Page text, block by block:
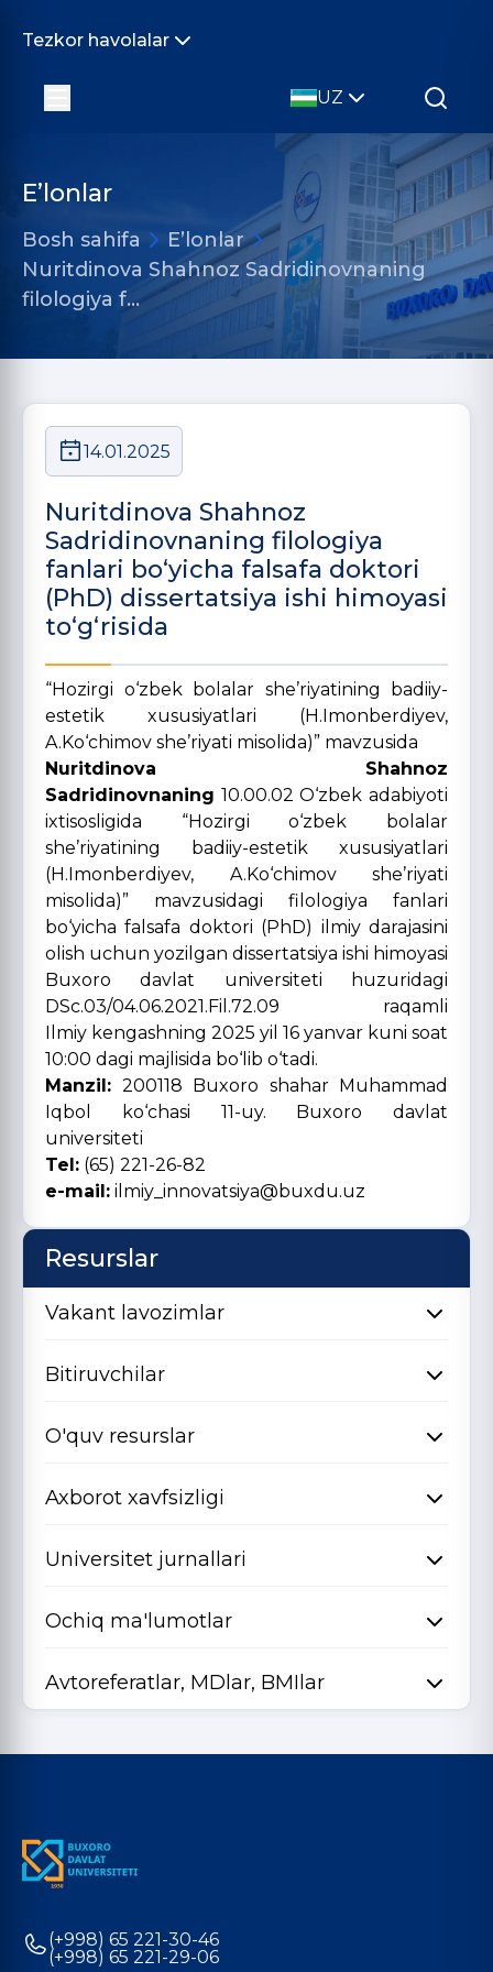
Tezkor havolalar
UZ
E’lonlar
Bosh sahifa
E’lonlar
Nuritdinova Shahnoz Sadridinovnaning
filologiya f…
14.01.2025
Nuritdinova Shahnoz
Sadridinovnaning filologiya
fanlari bo‘yicha falsafa doktori
(PhD) dissertatsiya ishi himoyasi
to‘g‘risida
“Hozirgi o‘zbek bolalar she’riyatining badiiy-
estetik xususiyatlari (H.Imonberdiyev,
A.Ko‘chimov she’riyati misolida)” mavzusida
Nuritdinova Shahnoz
Sadridinovnaning 10.00.02 O‘zbek adabiyoti
ixtisosligida “Hozirgi o‘zbek bolalar
she’riyatining badiiy-estetik xususiyatlari
(H.Imonberdiyev, A.Ko‘chimov she’riyati
misolida)” mavzusidagi filologiya fanlari
bo‘yicha falsafa doktori (PhD) ilmiy darajasini
olish uchun yozilgan dissertatsiya ishi himoyasi
Buxoro davlat universiteti huzuridagi
DSc.03/04.06.2021.Fil.72.09 raqamli
Ilmiy kengashning 2025 yil 16 yanvar kuni soat
10:00 dagi majlisida bo‘lib o‘tadi.
Manzil: 200118 Buxoro shahar Muhammad
Iqbol ko‘chasi 11-uy. Buxoro davlat
universiteti
Tel: (65) 221-26-82
e-mail: ilmiy_innovatsiya@buxdu.uz
Resurslar
Vakant lavozimlar
Bitiruvchilar
O'quv resurslar
Axborot xavfsizligi
Universitet jurnallari
Ochiq ma'lumotlar
Avtoreferatlar, MDlar, BMIlar
(+998) 65 221-30-46
(+998) 65 221-29-06